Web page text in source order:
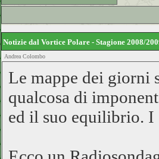
Notizie dal Vortice Polare - Stagione 2008/
Andrea Colombo
Le mappe dei giorni
qualcosa di
ed il suo equilibrio.